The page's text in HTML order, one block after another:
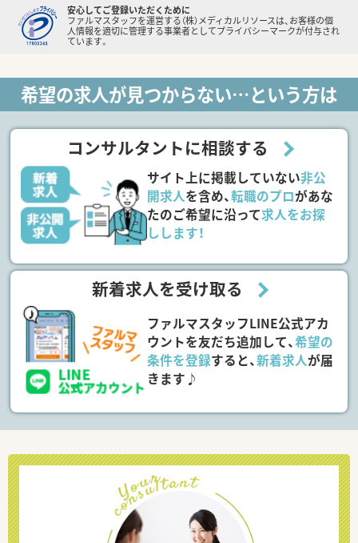
安心してご登録いただくために
ファルマスタッフを運営する（株）メディカルリソースは、お客様の個
人情報を適切に管理する事業者としてプライバシーマークが付与され
ています。
希望の求人が見つからない…という方は
コンサルタントに相談する
サイト上に掲載していない非公
開求人を含め、転職のプロがあな
たのご希望に沿って求人をお探
しします！
新着求人を受け取る
ファルマスタッフLINE公式アカ
ウントを友だち追加して、希望の
条件を登録すると、新着求人が届
きます♪